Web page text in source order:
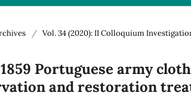
/ Vol. 34 (2020): II Colloquium
Portuguese army
and restoration